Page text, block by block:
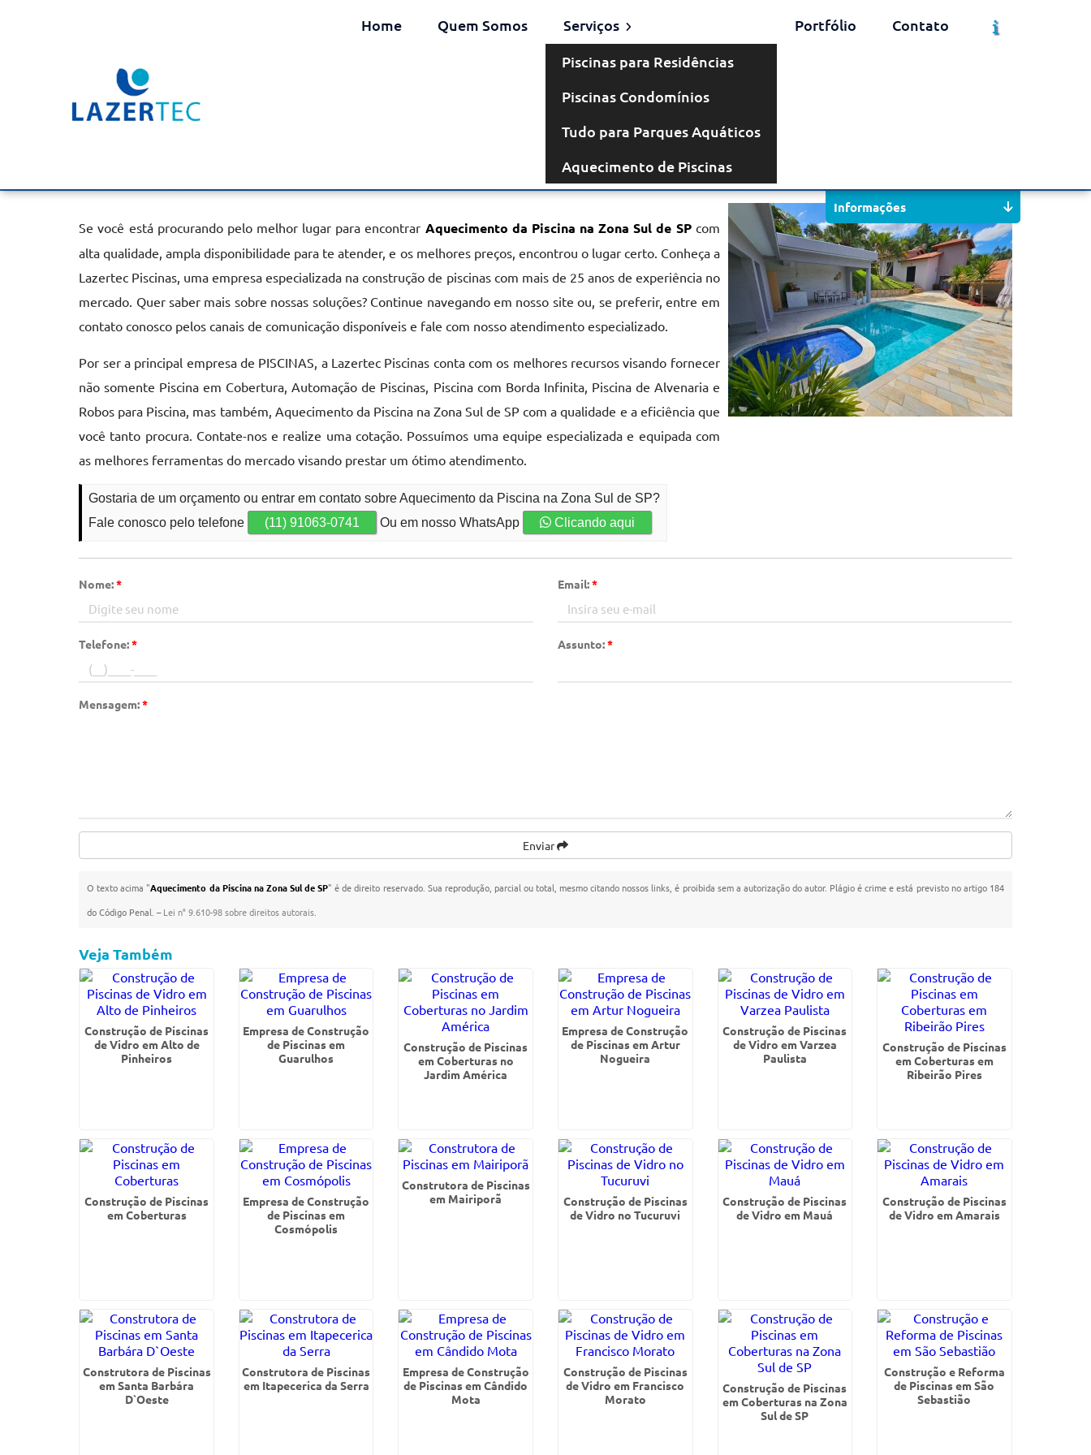
Home Quem Somos
Serviços
Piscinas para Residências
Piscinas Condomínios
Tudo para Parques Aquáticos
Aquecimento de Piscinas
Portfólio Contato
Aquecimento da Piscina na Zona Sul
Solicite um Orçamento
Se você está procurando pelo melhor lugar para encontrar Aquecimento da Piscina na Zona Sul de SPcom
alta qualidade, ampla disponibilidade para te atender, e os melhores preços, encontrou o lugar certo. Conheça a
Lazertec Piscinas, uma empresa especializada na construção de piscinas com mais de 25 anos de experiência no
mercado. Quer saber mais sobre nossas soluções? Continue navegando em nosso site ou, se preferir, entre em
contato conosco pelos canais de comunicação disponíveis e fale com nosso atendimento especializado.
Por ser a principal empresa de PISCINAS, a Lazertec Piscinas conta com os melhores recursos visando fornecer
não somente Piscina em Cobertura, Automação de Piscinas, Piscina com Borda Infinita, Piscina de Alvenaria e
Robos para Piscina, mas também, Aquecimento da Piscina na Zona Sul de SP com a qualidade e a eficiência que
você tanto procura. Contate-nos e realize uma cotação. Possuímos uma equipe especializada e equipada com
as melhores ferramentas do mercado visando prestar um ótimo atendimento.
Gostaria de um orçamento ou entrar em contato sobre Aquecimento da Piscina na Zona Sul de SP?
Fale conosco pelo telefone
(11) 91063-0741 Ou em nosso WhatsApp Clicando aqui
Nome:* Email:*
Telefone:* Assunto:*
Mensagem:*
Enviar
O texto acima "Aquecimento da Piscina na Zona Sul de SP" é de direito reservado. Sua reprodução, parcial ou total, mesmo citando nossos links, é proibida sem a autorização do autor. Plágio é crime e está previsto no artigo 184
do Código Penal. –Lei n° 9.610-98 sobre direitos autorais
Informações
Veja Também
Construção de Piscinas
de Vidro em Alto de
Pinheiros
Empresa de Construção
de Piscinas em
Guarulhos
Construção de Piscinas
em Coberturas no
Jardim América
Empresa de Construção
de Piscinas em Artur
Nogueira
Construção de Piscinas
de Vidro em Varzea
Paulista
Construção de Piscinas
em Coberturas em
Ribeirão Pires
Construção de Piscinas
em Coberturas
Empresa de Construção
de Piscinas em
Cosmópolis
Construtora de Piscinas
em Mairiporã
Construção de Piscinas
de Vidro no Tucuruvi
Construção de Piscinas
de Vidro em Mauá
Construção de Piscinas
de Vidro em Amarais
Construtora de Piscinas
em Santa Barbára
D`Oeste
Construtora de Piscinas
em Itapecerica da Serra
Empresa de Construção
de Piscinas em Cândido
Mota
Construção de Piscinas
de Vidro em Francisco
Morato
Construção de Piscinas
em Coberturas na Zona
Sul de SP
Construção e Reforma
de Piscinas em São
Sebastião